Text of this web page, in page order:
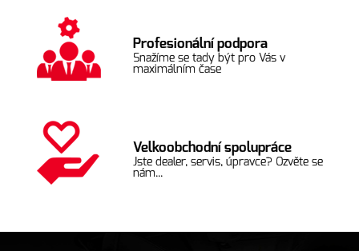
Profesionální podpora
Snažíme se tady být pro Vás v
maximálním čase
Velkoobchodní spolupráce
Jste dealer, servis, úpravce? Ozvěte se
nám...